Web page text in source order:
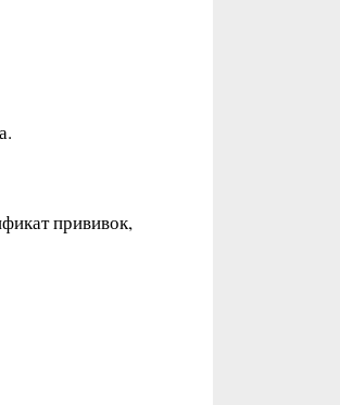
прививок,